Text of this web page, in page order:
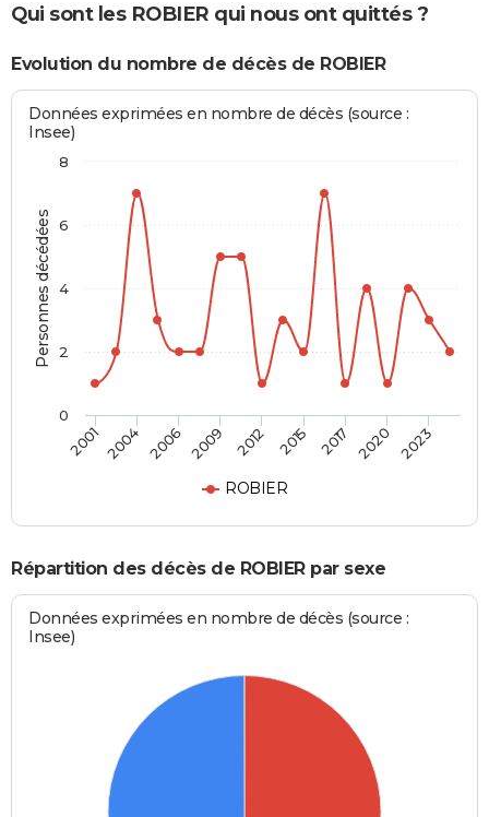
Qui sont les ROBIER qui nous ont quittés ?
Evolution du nombre de décès de ROBIER
Personnes décédées
Données exprimées en nombre de décès (source :
Insee)
ROBIER
2001 2004 2006 2009 2012 2015 2017 2020 2023
0
2
4
6
8
Répartition des décès de ROBIER par sexe
Données exprimées en nombre de décès (source :
Insee)